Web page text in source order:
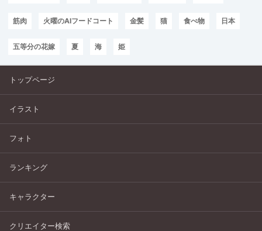
筋肉 火曜のAIフードコート 金髪 猫 食べ物 日本
五等分の花嫁 夏 海 姫
トップページ
イラスト
フォト
ランキング
キャラクター
クリエイター検索